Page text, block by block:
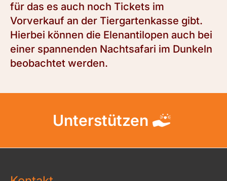
für das es auch noch Tickets im
Vorverkauf an der Tiergartenkasse gibt.
Hierbei können die Elenantilopen auch bei
einer spannenden Nachtsafari im Dunkeln
beobachtet werden.
Unterstützen